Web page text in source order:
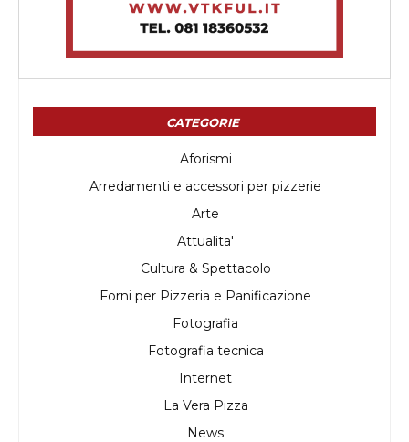
CATEGORIE
Aforismi
Arredamenti e accessori per pizzerie
Arte
Attualita'
Cultura & Spettacolo
Forni per Pizzeria e Panificazione
Fotografia
Fotografia tecnica
Internet
La Vera Pizza
News